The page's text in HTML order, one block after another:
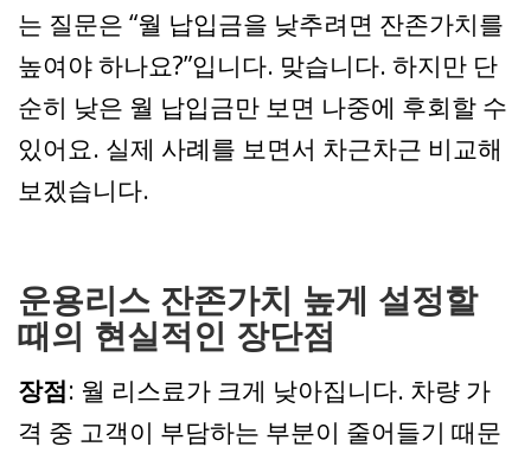
는 질문은 “월 납입금을 낮추려면 잔존가치를
높여야 하나요?”입니다. 맞습니다. 하지만 단
순히 낮은 월 납입금만 보면 나중에 후회할 수
있어요. 실제 사례를 보면서 차근차근 비교해
보겠습니다.
운용리스 잔존가치 높게 설정할
때의 현실적인 장단점
장점: 월 리스료가 크게 낮아집니다. 차량 가
격 중 고객이 부담하는 부분이 줄어들기 때문